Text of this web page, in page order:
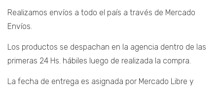
Realizamos envíos a todo el país a través de Mercado
Envíos.
Los productos se despachan en la agencia dentro de las
primeras 24 Hs. hábiles luego de realizada la compra.
La fecha de entrega es asignada por Mercado Libre y